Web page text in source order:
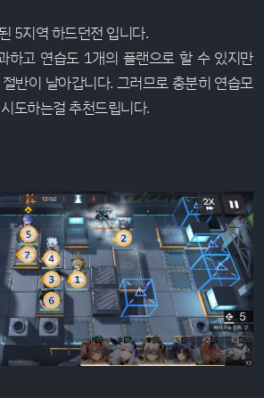
5지역 하드던전 입니다.
하고 연습도 1개의 플랜으로 할 수 있지만
반이 날아갑니다. 그러므로 충분히 연습모
도하는걸 추천드립니다.